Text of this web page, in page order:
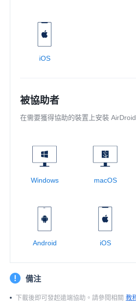
iOS
被協助者
在需要獲得協助的裝置上安裝
Windows macOS
Android iOS
備注
下載後即可發起遠端協助。請參閱相關 教